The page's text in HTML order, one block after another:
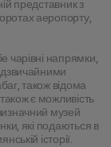
представник з
аеропорту,
чарівні напрямки,
також відома
є можливість
музей
які подаються в
історії.